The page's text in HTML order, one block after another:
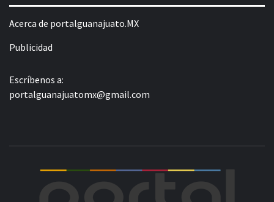
Acerca de portalguanajuato.MX
Publicidad
Escríbenos a:
portalguanajuatomx@gmail.com